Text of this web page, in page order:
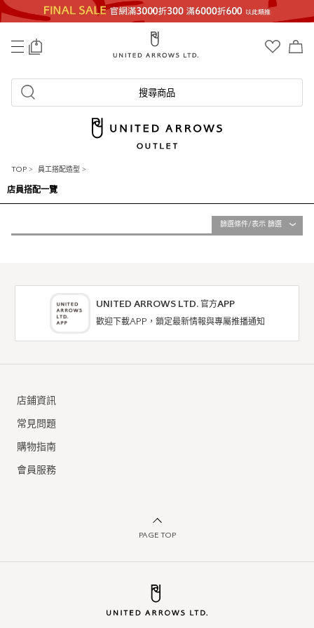
搜尋商品
TOP > 員工搭配造型 >
店員搭配一覽
篩選條件/表示 篩選
UNITED ARROWS LTD. 官方APP
歡迎下載APP，鎖定最新情報與專屬推播通知
店鋪資訊
常見問題
購物指南
會員服務
PAGE TOP